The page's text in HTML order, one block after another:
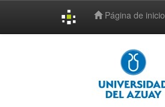
Página de inicio